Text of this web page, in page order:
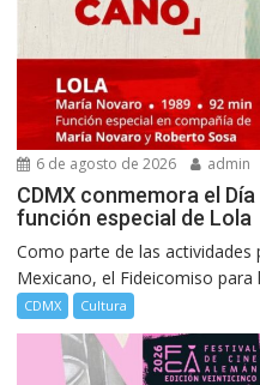
6 de agosto de 2026 admin
CDMX conmemora el
función especial de Lola
Como parte de las actividades
Mexicano, el Fideicomiso para
CDMX Cultura